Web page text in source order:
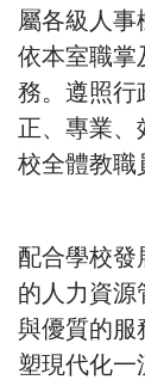
屬各級人
依本室職掌
務。 遵照行
正、專業、
校全體教職
配合學校發
的人力資源
與優質的服
塑現代化一